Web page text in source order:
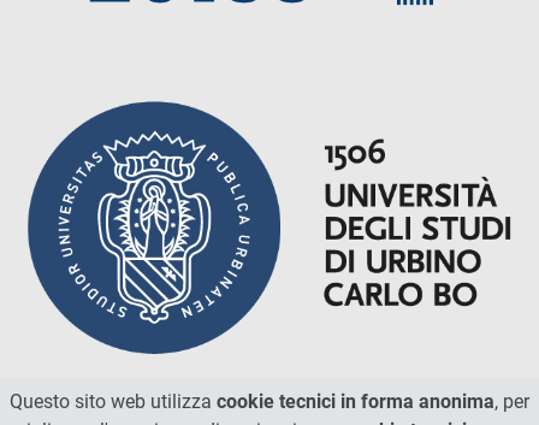
Amministrazione trasparente
Questo sito web utilizza cookie tecnici in forma anonima, per